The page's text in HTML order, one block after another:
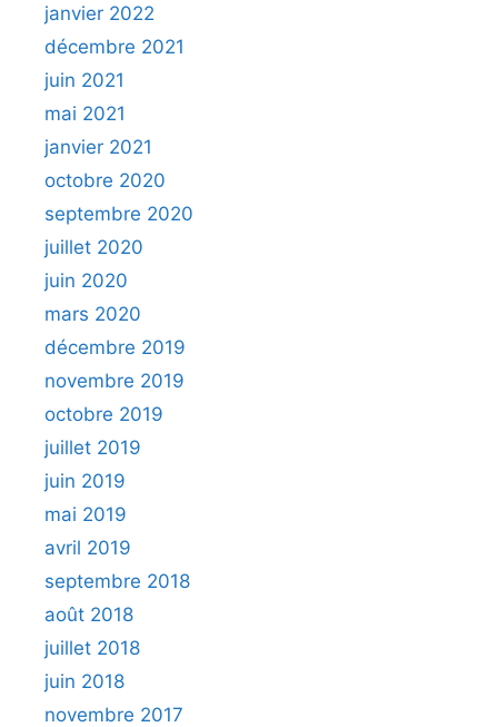
janvier 2022
décembre 2021
juin 2021
mai 2021
janvier 2021
octobre 2020
septembre 2020
juillet 2020
juin 2020
mars 2020
décembre 2019
novembre 2019
octobre 2019
juillet 2019
juin 2019
mai 2019
avril 2019
septembre 2018
août 2018
juillet 2018
juin 2018
novembre 2017